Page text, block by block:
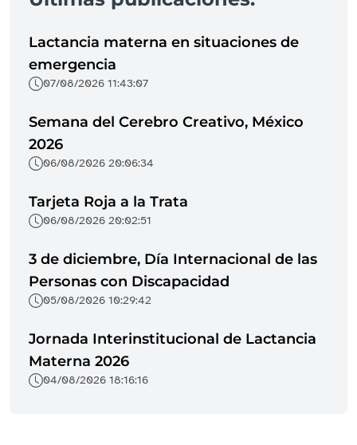
Lactancia materna en situaciones de
emergencia
07/08/2026 11:43:07
Semana del Cerebro Creativo, México
2026
06/08/2026 20:06:34
Tarjeta Roja a la Trata
06/08/2026 20:02:51
3 de diciembre, Día Internacional de las
Personas con Discapacidad
05/08/2026 10:29:42
Jornada Interinstitucional de Lactancia
Materna 2026
04/08/2026 18:16:16